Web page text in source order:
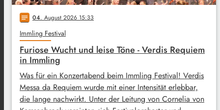
notes 04. August 2026 15:33
Immling Festival
Furiose Wucht und leise Töne - Verdis Requiem
in Immling
Was für ein Konzertabend beim Immling Festival! Verdis
Messa da Requiem wurde mit einer Intensität erlebbar,
die lange nachwirkt. Unter der Leitung von Cornelia von